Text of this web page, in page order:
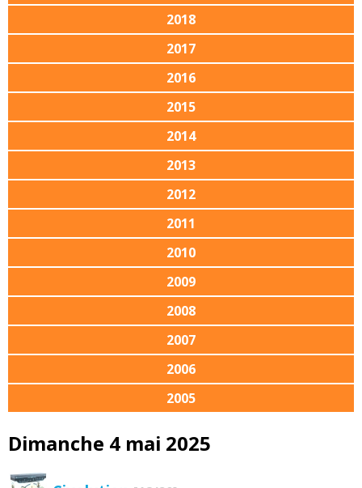
2018
2017
2016
2015
2014
2013
2012
2011
2010
2009
2008
2007
2006
2005
Dimanche 4 mai 2025